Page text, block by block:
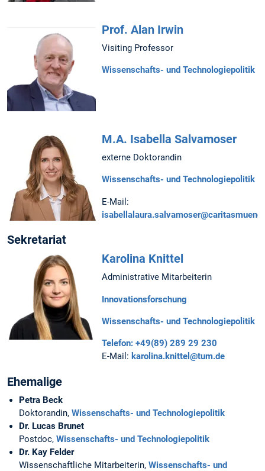
Prof. Alan Irwin
Visiting Professor
Wissenschafts- und Technologiepolitik
M.A. Isabella Salvamoser
externe Doktorandin
Wissenschafts- und Technologiepolitik
E-Mail:
Sekretariat
Karolina Knittel
Administrative Mitarbeiterin
Innovationsforschung
Wissenschafts- und Technologiepolitik
Telefon: +49(89) 289 29 230
E-Mail: karolina.knittel@tum.de
Ehemalige
Petra Beck
Doktorandin, Wissenschafts- und Technologiepolitik
Dr. Lucas Brunet
Postdoc, Wissenschafts- und Technologiepolitik
Dr. Kay Felder
Wissenschaftliche Mitarbeiterin, Wissenschafts- und